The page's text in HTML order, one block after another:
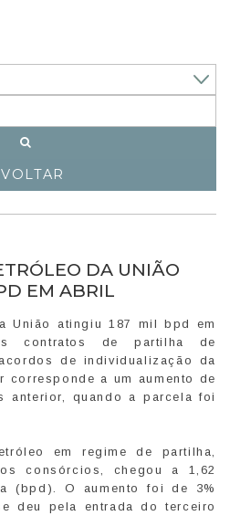
DA UNIÃO
EM ABRIL
União atingiu 187 mil bpd em
contratos de partilha de
de individualização da
corresponde a um aumento de
anterior, quando a parcela foi
em regime de partilha,
consórcios, chegou a 1,62
(bpd). O aumento foi de 3%
deu pela entrada do terceiro